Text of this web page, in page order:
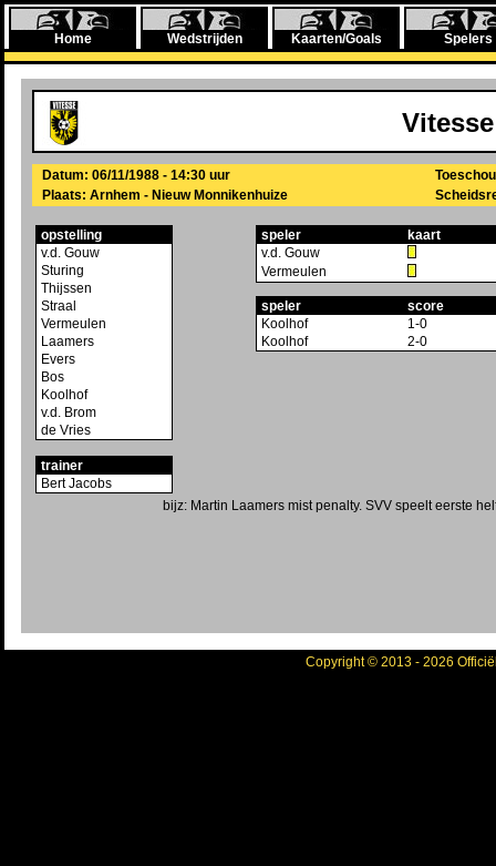
Home Wedstrijden Kaarten/Goals Spelers
Vitesse
Datum: 06/11/1988 - 14:30 uur
Plaats: Arnhem - Nieuw Monnikenhuize
opstelling
v.d. Gouw
Sturing
Thijssen
Straal
Vermeulen
Laamers
Evers
Bos
Koolhof
v.d. Brom
de Vries
trainer
Bert Jacobs
speler
kaart
v.d. Gouw
Vermeulen
speler
score
Koolhof
1-0
Koolhof
2-0
bijz: Martin Laamers mist penalty. SVV speelt eerste
Copyright © 2013 - 2026